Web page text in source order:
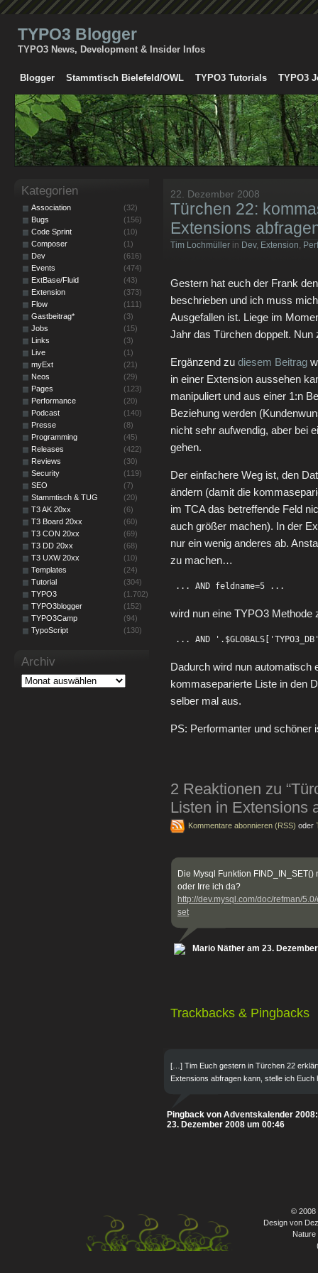
TYPO3 Blogger
TYPO3 News, Development & Insider Infos
Blogger Stammtisch Bielefeld/OWL TYPO3 Tutorials TYPO3
22. Dezember 2008
Türchen 22:
Extensions
Tim Lochmüller in Dev, Extension,
Gestern hat euch der Frank
beschrieben und ich muss
Ausgefallen ist. Liege im
Jahr das Türchen doppelt.
Ergänzend zu diesem Beitrag
in einer Extension aussehen
manipuliert und aus einer 1:n
Beziehung werden
nicht sehr aufwendig, aber bei
gehen.
Der einfachere Weg ist, den
ändern (damit die
im TCA das betreffende Feld
auch größer machen). In der
nur ein wenig anderes ab.
zu machen…
... AND feldname=5 ...
wird nun eine TYPO3 Methode
... AND
Dadurch wird nun automatisch
kommaseparierte Liste in den
selber mal aus.
PS: Performanter und schöner
2 Reaktionen zu
Listen in Extensions
Kommentare abonnieren (RSS) oder
Die Mysql Funktion
oder Irre ich da?
http://dev.mysql.com/doc/refman/
set
Mario Näther am 23.
Trackbacks & Pingbacks
[…] Tim Euch gestern in Türchen 22
Extensions abfragen kann, stelle ich
Pingback von Adventskalender
23. Dezember 2008 um 00:46
Kategorien
Association
(32)
Bugs
(156)
Code Sprint
(10)
Composer
(1)
Dev
(616)
Events
(474)
ExtBase/Fluid
(43)
Extension
(373)
Flow
(111)
Gastbeitrag*
(3)
Jobs
(15)
Links
(3)
Live
(1)
myExt
(21)
Neos
(29)
Pages
(123)
Performance
(20)
Podcast
(140)
Presse
(8)
Programming
(45)
Releases
(422)
Reviews
(30)
Security
(119)
SEO
(7)
Stammtisch & TUG
(20)
T3 AK 20xx
(6)
T3 Board 20xx
(60)
T3 CON 20xx
(69)
T3 DD 20xx
(68)
T3 UXW 20xx
(10)
Templates
(24)
Tutorial
(304)
TYPO3
(1.702)
TYPO3blogger
(152)
TYPO3Camp
(94)
TypoScript
(130)
Archiv
© 2008
Design von
Nature